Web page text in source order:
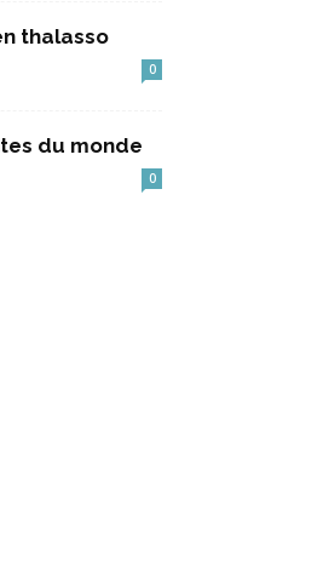
thalasso
0
du monde
0